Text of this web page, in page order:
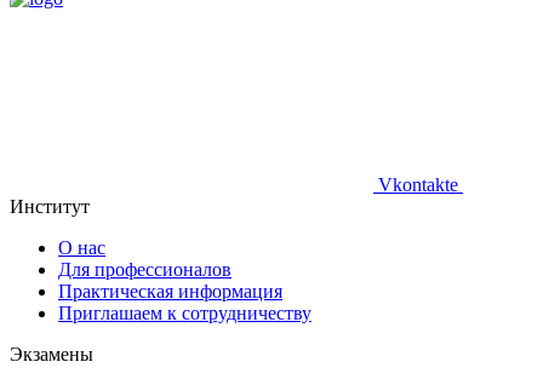
Vkontakte
Институт
О нас
Для профессионалов
Практическая информация
Приглашаем к сотрудничеству
Экзамены